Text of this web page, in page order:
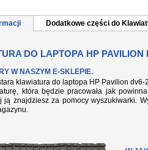
Dodatkowe części do
DO LAPTOPA HP PAVILION
W NASZYM E-SKLEPIE.
klawiatura do laptopa HP Pavilion
która będzie pracowała jak
ją znajdziesz za pomocy wyszukiwarki.